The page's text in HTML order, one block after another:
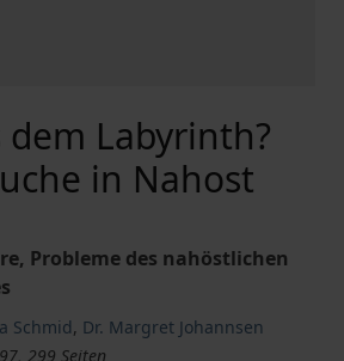
dem Labyrinth?
in Nahost
Probleme des nahöstlichen
Schmid, Dr. Margret Johannsen
299 Seiten